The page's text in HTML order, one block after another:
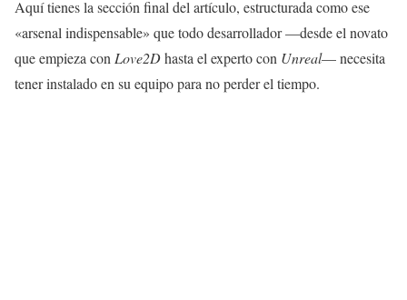
Aquí tienes la sección final del artículo, estructurada como ese
«arsenal indispensable» que todo desarrollador —desde el novato
que empieza con Love2Dhasta el experto con Unreal— necesita
tener instalado en su equipo para no perder el tiempo.